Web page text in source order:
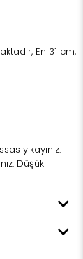
En 31 cm,
yıkayınız.
Düşük